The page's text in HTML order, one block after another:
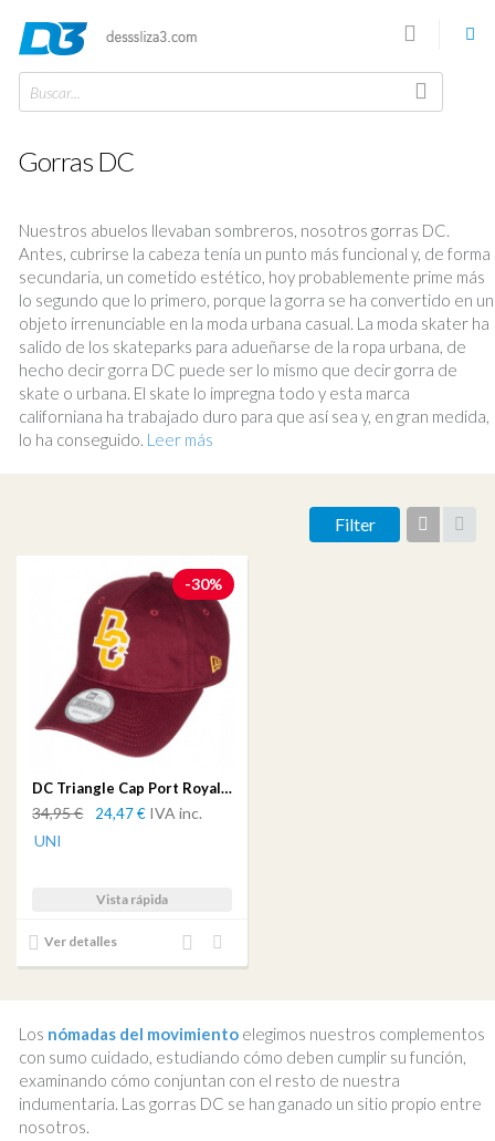
Buscar...
Gorras DC
Nuestros abuelos llevaban sombreros, nosotros gorras DC.
Antes, cubrirse la cabeza tenía un punto más funcional y, de forma
secundaria, un cometido estético, hoy probablemente prime más
lo segundo que lo primero, porque la gorra se ha convertido en un
objeto irrenunciable en la moda urbana casual. La moda skater ha
salido de los skateparks para adueñarse de la ropa urbana, de
hecho decir gorra DC puede ser lo mismo que decir gorra de
skate o urbana. El skate lo impregna todo y esta marca
californiana ha trabajado duro para que así sea y, en gran medida,
lo ha conseguido. Leer más
Filter Grid
-30%
DC Triangle Cap Port Royale-Solid
34,95 € 24,47 € IVA inc.
UNI
Vista rápida
Ver detalles
Añadir
deseos
Añadir
al
Los nómadas del movimiento elegimos nuestros complementos
con sumo cuidado, estudiando cómo deben cumplir su función,
examinando cómo conjuntan con el resto de nuestra
indumentaria. Las gorras DC se han ganado un sitio propio entre
nosotros.